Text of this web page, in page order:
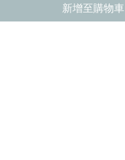
新增至購物車